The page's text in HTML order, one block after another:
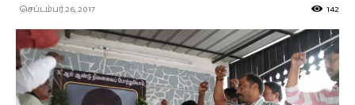
செப்டம்பர் 26, 2017 142